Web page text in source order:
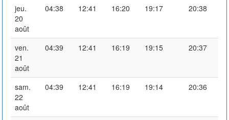
jeu.
20
août
04:38 12:41 16:20 19:17 20:38
ven.
21
août
04:39 12:41 16:19 19:15 20:37
sam.
22
août
04:39 12:41 16:19 19:14 20:36